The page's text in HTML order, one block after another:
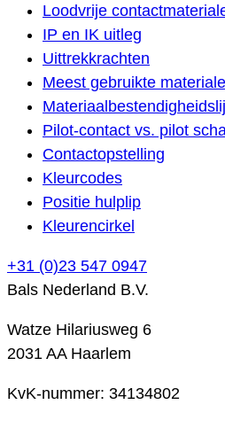
Loodvrije
IP en IK uitleg
Uittrekkrachten
Meest gebruikte
Pilot-contact vs. pilot
Contactopstelling
Kleurcodes
Positie hulplip
Kleurencirkel
+31 (0)23 547 0947
Bals Nederland B.V.
Watze Hilariusweg 6
2031 AA Haarlem
KvK-nummer: 34134802